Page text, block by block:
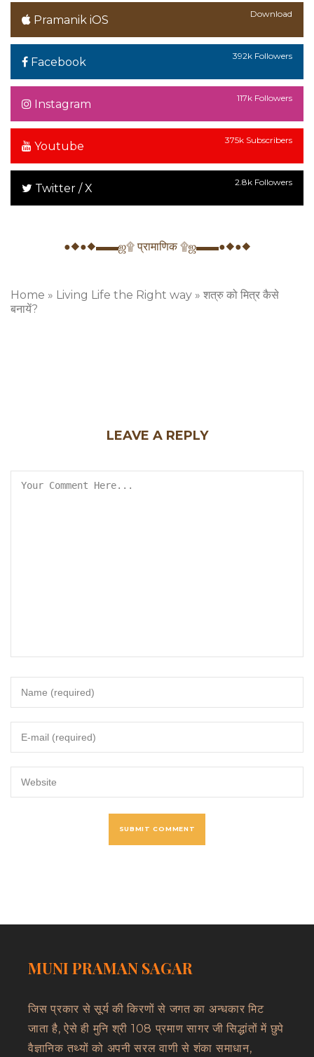
Pramanik iOS Download
Facebook 392k Followers
Instagram 117k Followers
Youtube 375k Subscribers
Twitter / X 2.8k Followers
●◆●◆▬▬ஜ۩ प्रामाणिक ۩ஜ▬▬●◆●◆
Home » Living Life the Right way » शत्रु को मित्र कैसे
बनायें?
LEAVE A REPLY
MUNI PRAMAN SAGAR
जिस प्रकार से सूर्य की किरणों से जगत का अन्धकार मिट
जाता है, ऐसे ही मुनि श्री 108 प्रमाण सागर जी सिद्धांतों में छुपे
वैज्ञानिक तथ्यों को अपनी सरल वाणी से शंका समाधान,